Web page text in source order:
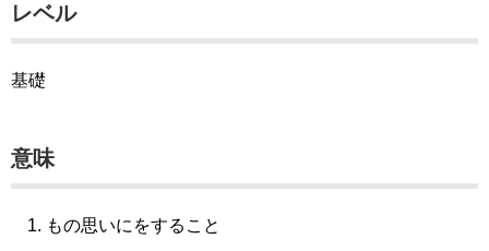
レベル
基礎
意味
もの思いにをすること